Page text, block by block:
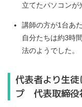
立てたパソコンが
講師の方が1台あ
自分たちは約3時
法のようでした。
代表者より生
プ 代表取締役